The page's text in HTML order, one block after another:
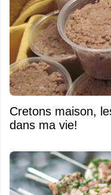
Cretons maison,
dans ma vie!